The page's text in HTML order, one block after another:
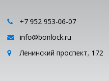
+7 952 953-06-07
info@bonlock.ru
Ленинский проспект, 172